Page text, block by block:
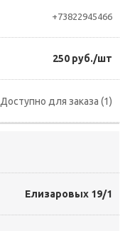
+73822945466
250 руб./шт
Доступно для заказа (1)
Елизаровых 19/1